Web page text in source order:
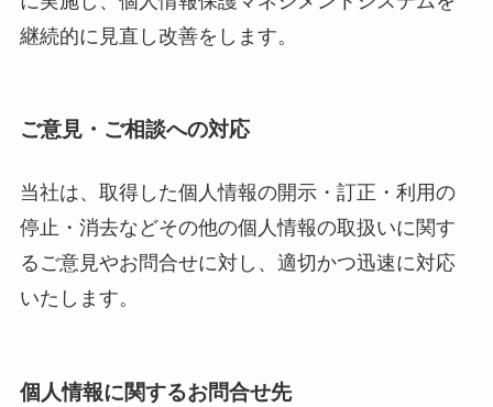
継続的に見直し改善をします。
ご意見・ご相談への対応
当社は、取得した個人情報の開示・訂正・利用の
停止・消去などその他の個人情報の取扱いに関す
るご意見やお問合せに対し、適切かつ迅速に対応
いたします。
個人情報に関するお問合せ先